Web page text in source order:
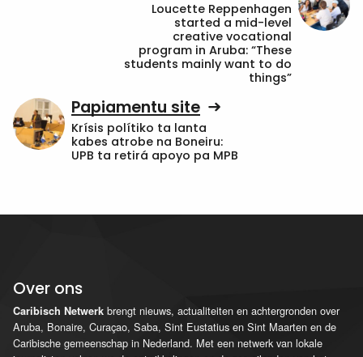
Loucette Reppenhagen
started a mid-level
creative vocational
program in Aruba: “These
students mainly want to do
things”
Papiamentu site
Krísis polítiko ta lanta
kabes atrobe na Boneiru:
UPB ta retirá apoyo pa MPB
Over ons
Caribisch Netwerk brengt nieuws, actualiteiten en achtergronden over
Aruba, Bonaire, Curaçao, Saba, Sint Eustatius en Sint Maarten en de
Caribische gemeenschap in Nederland. Met een netwerk van lokale